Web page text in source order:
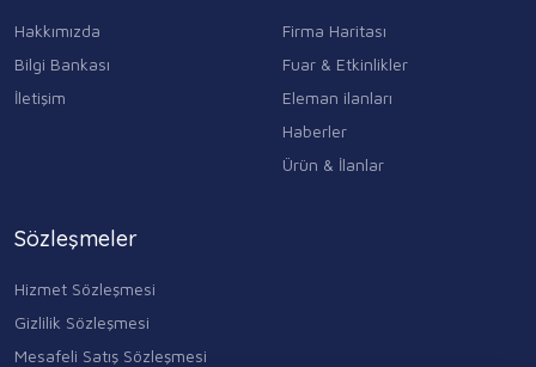
Hakkımızda
Bilgi Bankası
İletişim
Firma Haritası
Fuar & Etkinlikler
Eleman ilanları
Haberler
Ürün & İlanlar
Sözleşmeler
Hizmet Sözleşmesi
Gizlilik Sözleşmesi
Mesafeli Satış Sözleşmesi